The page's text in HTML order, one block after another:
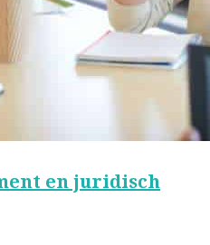
en juridisch